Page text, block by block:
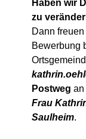
Haben wir
zu
Dann
Bewerbung
Postweg an
Frau
Saulheim.